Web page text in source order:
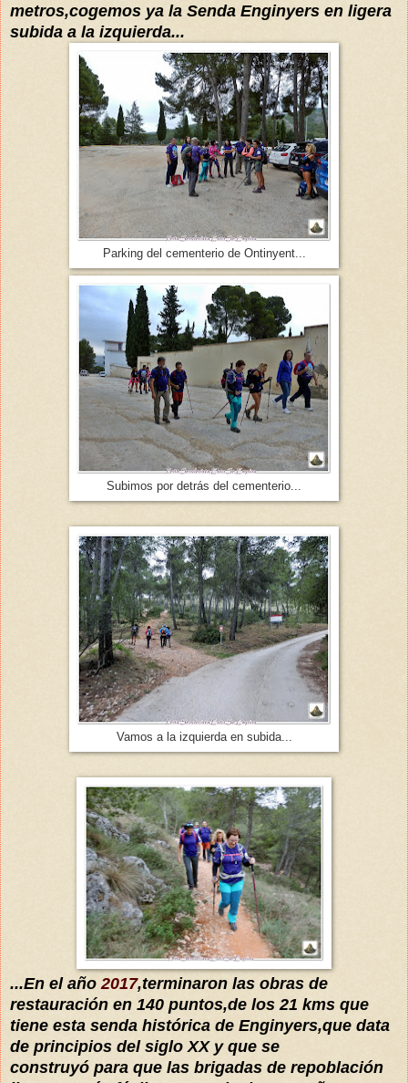
metros,cogemos ya la Senda Enginyers en ligera
subida a la izquierda...
Parking del cementerio de Ontinyent...
Subimos por detrás del cementerio...
Vamos a la izquierda en subida...
...En el año 2017,terminaron las obras de
restauración en 140 puntos,de los 21 kms que
tiene esta senda histórica de Enginyers,que data
de principios del siglo XX y que se
construyó para que las brigadas de repoblación